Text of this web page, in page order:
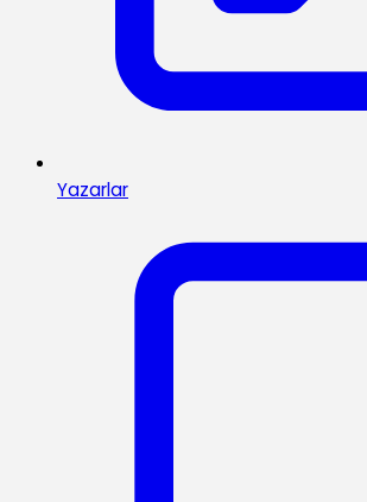
Yazarlar